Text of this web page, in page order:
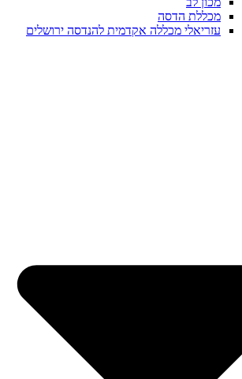
מכללת הדסה
עזריאלי מכללה אקדמית להנדסה ירושלים